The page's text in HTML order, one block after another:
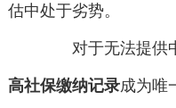
估中处于劣势。
对于无法提供
高社保缴纳记录成为唯